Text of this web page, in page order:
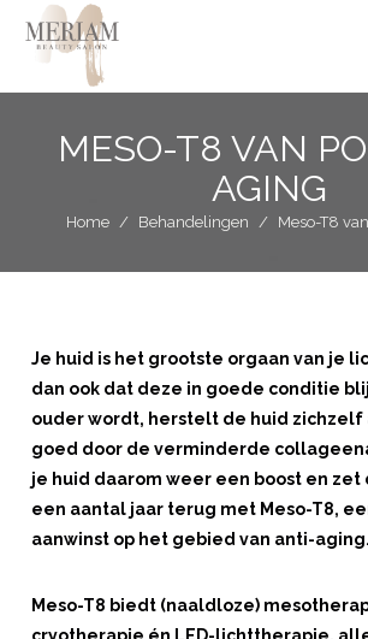
MESO-T8 VAN
AGING
Home / Behandelingen / Meso-T8
Je huid is het grootste orgaan van je
dan ook dat deze in goede conditie
ouder wordt, herstelt de huid
goed door de verminderde
je huid daarom weer een boost en
een aantal jaar terug met Meso-T8,
aanwinst op het gebied van anti-aging.
Meso-T8 biedt (naaldloze)